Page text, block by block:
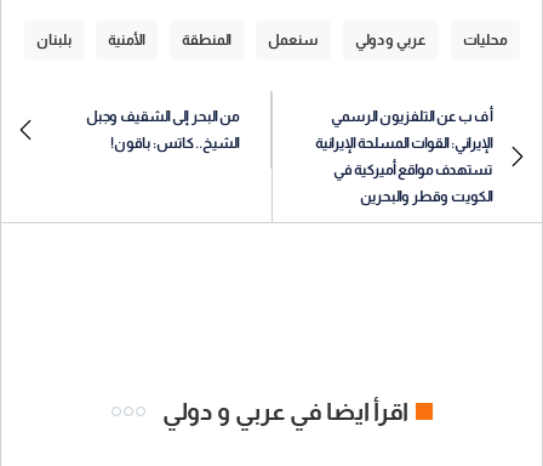
محليات عربي و دولي سنعمل المنطقة الأمنية بلبنان
أ ف ب عن التلفزيون الرسمي
الإيراني: القوات المسلحة الإيرانية
تستهدف مواقع أميركية في
الكويت وقطر والبحرين
من البحر إلى الشقيف وجبل
الشيخ.. كاتس: باقون!
اقرأ ايضا في عربي و دولي